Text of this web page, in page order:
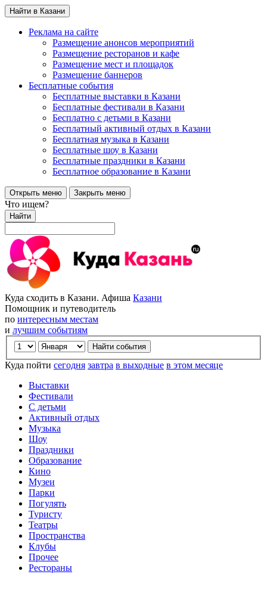
Найти в Казани
Реклама на сайте
Размещение анонсов мероприятий
Размещение ресторанов и кафе
Размещение мест и площадок
Размещение баннеров
Бесплатные события
Бесплатные выставки в Казани
Бесплатные фестивали в Казани
Бесплатно с детьми в Казани
Бесплатный активный отдых в Казани
Бесплатная музыка в Казани
Бесплатные шоу в Казани
Бесплатные праздники в Казани
Бесплатное образование в Казани
Открыть меню Закрыть меню
Что ищем?
Найти
Куда сходить в Казани. Афиша Казани
Помощник и путеводитель
по интересным местам
и лучшим событиям
Куда пойти сегодня завтра в выходные в этом месяце
Выставки
Фестивали
С детьми
Активный отдых
Музыка
Шоу
Праздники
Образование
Кино
Музеи
Парки
Погулять
Туристу
Театры
Пространства
Клубы
Прочее
Рестораны